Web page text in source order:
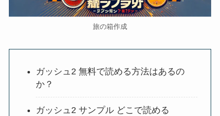
旅の箱作成
ガッシュ2 無料で読める方法はあるの
か？
ガッシュ2 サンプル どこで読める